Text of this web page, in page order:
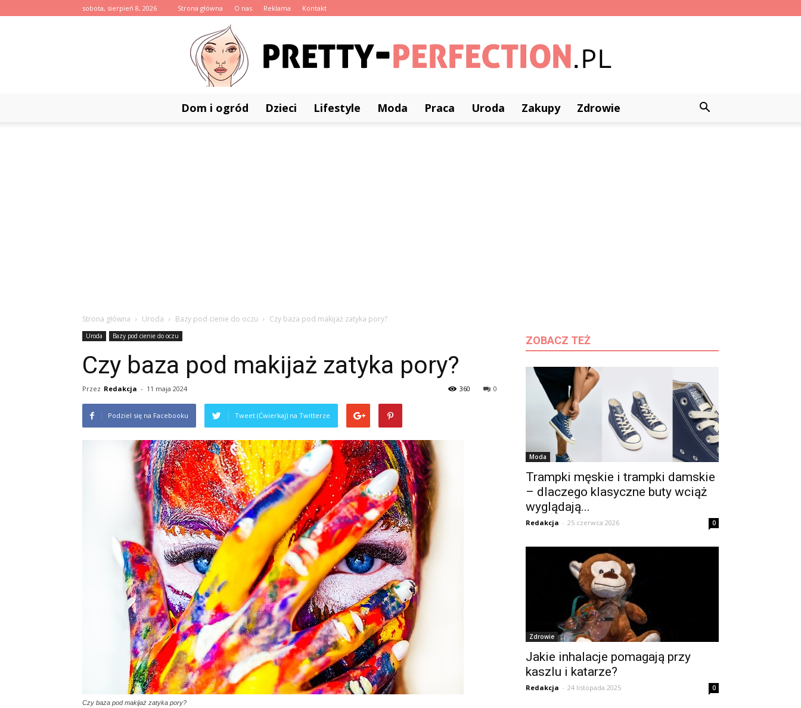
sobota, sierpień 8, 2026 Strona główna O nas Reklama Kontakt
Dom i ogród Dzieci Lifestyle Moda Praca Uroda Zakupy Zdrowie
Strona główna Uroda Bazy pod cienie do oczu Czy baza pod makijaż zatyka pory?
Uroda Bazy pod cienie do oczu
Czy baza pod makijaż zatyka pory?
Przez Redakcja - 11 maja 2024 0
360
Podziel się na Facebooku Tweet (Ćwierkaj) na Twitterze
Czy baza pod makijaż zatyka pory?
ZOBACZ TEŻ
Moda
Trampki męskie i trampki damskie
– dlaczego klasyczne buty wciąż
wyglądają...
Redakcja - 25 czerwca 2026 0
Zdrowie
Jakie inhalacje pomagają przy
kaszlu i katarze?
Redakcja - 24 listopada 2025 0